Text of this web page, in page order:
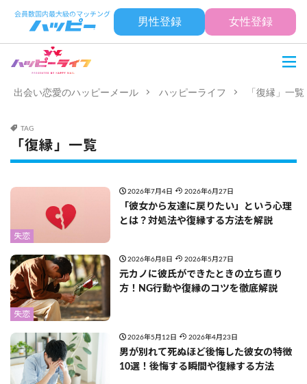
男性登録 女性登録
出会い恋愛のハッピーメール ハッピーライフ 「復縁」一覧
TAG
「復縁」一覧
失恋
2026年7月4日 2026年6月27日
「彼女から友達に戻りたい」という心理
とは？対処法や復縁する方法を解説
失恋
2026年6月8日 2026年5月27日
元カノに彼氏ができたときの立ち直り
方！NG行動や復縁のコツを徹底解説
2026年5月12日 2026年4月23日
男が別れて死ぬほど後悔した彼女の特徴
10選！後悔する瞬間や復縁する方法